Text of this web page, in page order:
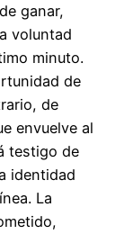
ganar,
voluntad
minuto.
de
de
envuelve al
testigo de
identidad
La